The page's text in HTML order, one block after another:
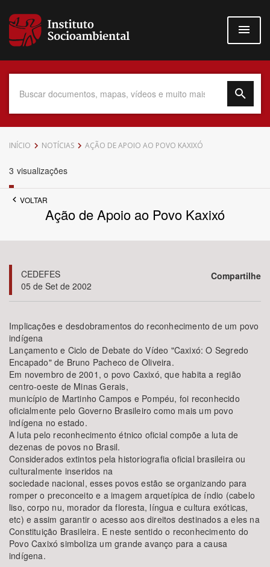
para
conteúdo
Data do Documento
Até
Povo Indígena
Bioma / Bacia
Tema
Subtema
Área de Levantamento
Área Protegida
INÍCIO NOTÍCIAS AÇÃO DE APOIO AO POVO KAXIXÓ
3 visualizações
VOLTAR
Ação de Apoio ao Povo Kaxixó
CEDEFES
05 de Set de 2002
Compartilhe
Implicações e desdobramentos do reconhecimento de um povo
indígena
Lançamento e Ciclo de Debate do Vídeo "Caxixó: O Segredo
Encapado" de Bruno Pacheco de Oliveira.
Em novembro de 2001, o povo Caxixó, que habita a região
centro-oeste de Minas Gerais,
município de Martinho Campos e Pompéu, foi reconhecido
oficialmente pelo Governo Brasileiro como mais um povo
indígena no estado.
A luta pelo reconhecimento étnico oficial compõe a luta de
dezenas de povos no Brasil.
Considerados extintos pela historiografia oficial brasileira ou
culturalmente inseridos na
sociedade nacional, esses povos estão se organizando para
romper o preconceito e a imagem arquetípica de índio (cabelo
liso, corpo nu, morador da floresta, língua e cultura exóticas,
etc) e assim garantir o acesso aos direitos destinados a eles na
Constituição Brasileira. E neste sentido o reconhecimento do
Povo Caxixó simboliza um grande avanço para a causa
indígena.